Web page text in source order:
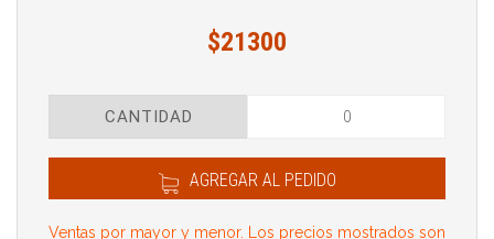
$21300
CANTIDAD
AGREGAR AL PEDIDO
Ventas por mayor y menor. Los precios mostrados son